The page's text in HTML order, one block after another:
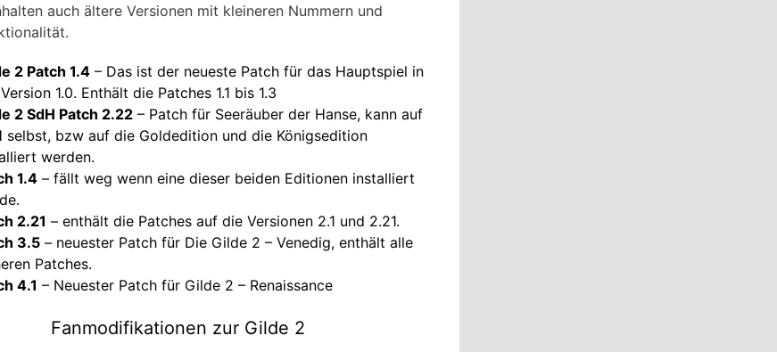
auch ältere Versionen mit kleineren Nummern und
2 Patch 1.4 – Das ist der neueste Patch für das Hauptspiel in
1.0. Enthält die Patches 1.1 bis 1.3
2 SdH Patch 2.22 – Patch für Seeräuber der Hanse, kann auf
selbst, bzw auf die Goldedition und die Königsedition
werden.
1.4 – fällt weg wenn eine dieser beiden Editionen installiert
2.21 – enthält die Patches auf die Versionen 2.1 und 2.21.
3.5 – neuester Patch für Die Gilde 2 – Venedig, enthält alle
Patches.
4.1 – Neuester Patch für Gilde 2 – Renaissance
Fanmodifikationen zur Gilde 2